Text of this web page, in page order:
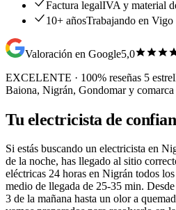
Factura legalIVA y material
10+ añosTrabajando en Vigo
Valoración en Google5,0
EXCELENTE · 100% reseñas 5
Baiona, Nigrán, Gondomar y comarca
Tu electricista de
Si estás buscando un electricista en
de la noche, has llegado al sitio
eléctricas 24 horas en Nigrán todos
medio de llegada de 25-35 min.
3 de la mañana hasta un olor a